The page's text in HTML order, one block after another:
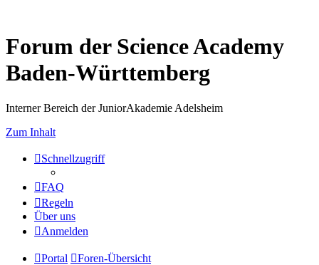
Forum der Science Academy
Baden-Württemberg
Interner Bereich der JuniorAkademie Adelsheim
Zum Inhalt
Schnellzugriff
FAQ
Regeln
Über uns
Anmelden
Portal Foren-Übersicht